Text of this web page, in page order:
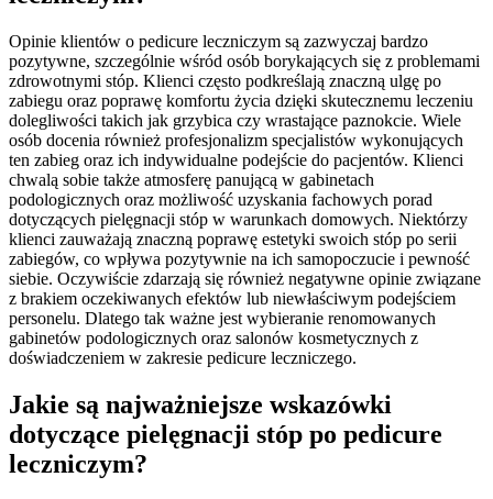
Opinie klientów o pedicure leczniczym są zazwyczaj bardzo
pozytywne, szczególnie wśród osób borykających się z problemami
zdrowotnymi stóp. Klienci często podkreślają znaczną ulgę po
zabiegu oraz poprawę komfortu życia dzięki skutecznemu leczeniu
dolegliwości takich jak grzybica czy wrastające paznokcie. Wiele
osób docenia również profesjonalizm specjalistów wykonujących
ten zabieg oraz ich indywidualne podejście do pacjentów. Klienci
chwalą sobie także atmosferę panującą w gabinetach
podologicznych oraz możliwość uzyskania fachowych porad
dotyczących pielęgnacji stóp w warunkach domowych. Niektórzy
klienci zauważają znaczną poprawę estetyki swoich stóp po serii
zabiegów, co wpływa pozytywnie na ich samopoczucie i pewność
siebie. Oczywiście zdarzają się również negatywne opinie związane
z brakiem oczekiwanych efektów lub niewłaściwym podejściem
personelu. Dlatego tak ważne jest wybieranie renomowanych
gabinetów podologicznych oraz salonów kosmetycznych z
doświadczeniem w zakresie pedicure leczniczego.
Jakie są najważniejsze wskazówki
dotyczące pielęgnacji stóp po pedicure
leczniczym?